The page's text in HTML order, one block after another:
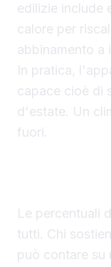
edilizie include
calore per
abbinamento a
In pratica,
capace cioè di
d'estate. Un
fuori.
Le percentuali
tutti. Chi
può contare su